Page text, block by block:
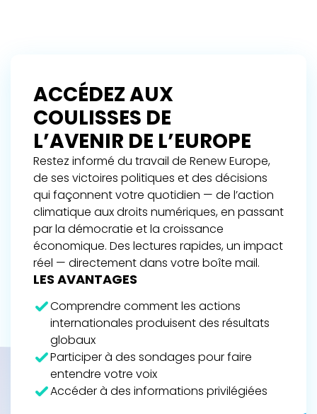
ACCÉDEZ AUX
COULISSES DE
L’AVENIR DE L’EUROPE
Restez informé du travail de Renew Europe,
de ses victoires politiques et des décisions
qui façonnent votre quotidien — de l’action
climatique aux droits numériques, en passant
par la démocratie et la croissance
économique. Des lectures rapides, un impact
réel — directement dans votre boîte mail.
LES AVANTAGES
Comprendre comment les actions
internationales produisent des résultats
globaux
Participer à des sondages pour faire
entendre votre voix
Accéder à des informations privilégiées